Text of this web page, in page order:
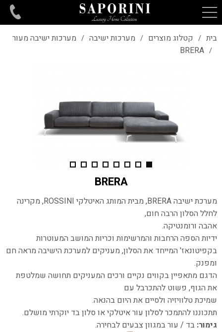
בית / קטלוג מוצרים / מערכות ישיבה / מערכות ישיבה מעור
/
BRERA
BRERA
מערכת ישיבה BRERA, מבית המותג האיטלקי ROSSINI, מקרינה
לחלל הסלון הרבה חום,
אהבה ורומנטיקה.
ידיות הספה הרחבות והמרשימות וכריות המושב המעוטרות
בקפיטונאז' המייחד את הסלון,מעניקים למערכת הישיבה מראה חם
ומפנק.
הדגם מתאפיין בקווים נקיים ורכים המעניקים תחושה שמלטפת
את הגוף, פשוט להתכרבל עם
שמיכת טלוויזיה ולסיים את היום בהנאה.
תתכוננו להתמכר לסלון עור איטלקי או סלון בד יוקרתי מושלם.
גימור: בד / עור במגוון צבעים לבחירה.